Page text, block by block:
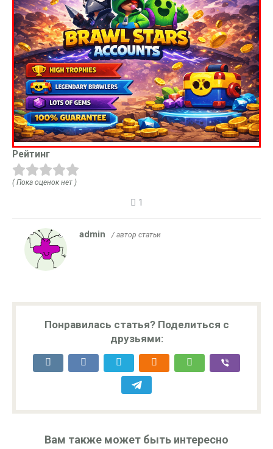
Рейтинг
( Пока оценок нет )
1
admin / автор статьи
Понравилась статья? Поделиться с
друзьями:
Вам также может быть интересно